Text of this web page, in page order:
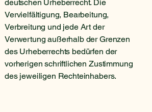
deutschen Urheberrecht. Die
Vervielfältigung, Bearbeitung,
Verbreitung und jede Art der
Verwertung außerhalb der Grenzen
des Urheberrechts bedürfen der
vorherigen schriftlichen Zustimmung
des jeweiligen Rechteinhabers.